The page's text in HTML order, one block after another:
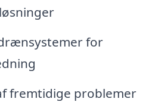
for
fremtidige problemer